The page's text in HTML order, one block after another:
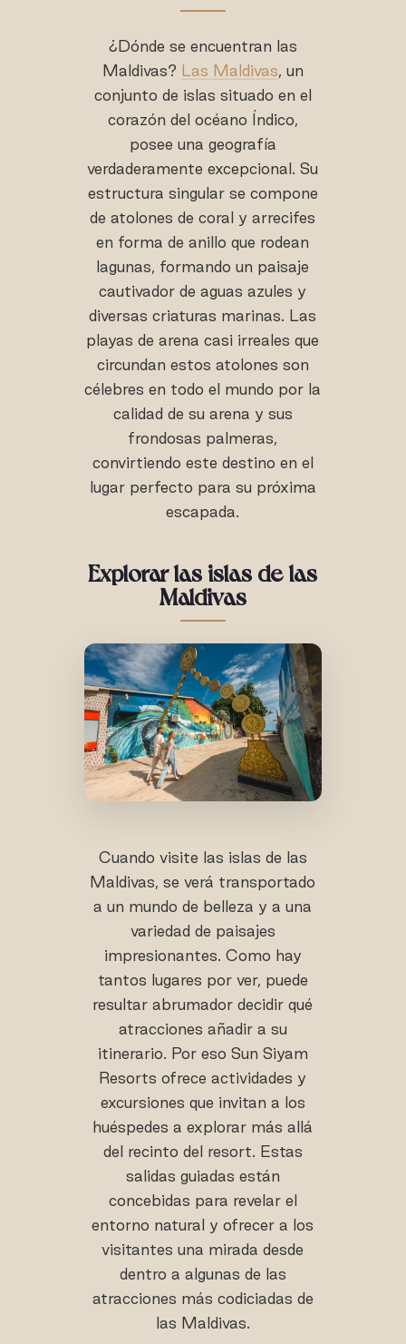
¿Dónde se encuentran las
Maldivas? Las Maldivas, un
conjunto de islas situado en el
corazón del océano Índico,
posee una geografía
verdaderamente excepcional. Su
estructura singular se compone
de atolones de coral y arrecifes
en forma de anillo que rodean
lagunas, formando un paisaje
cautivador de aguas azules y
diversas criaturas marinas. Las
playas de arena casi irreales que
circundan estos atolones son
célebres en todo el mundo por la
calidad de su arena y sus
frondosas palmeras,
convirtiendo este destino en el
lugar perfecto para su próxima
escapada.
Explorar las islas de las
Maldivas
Cuando visite las islas de las
Maldivas, se verá transportado
a un mundo de belleza y a una
variedad de paisajes
impresionantes. Como hay
tantos lugares por ver, puede
resultar abrumador decidir qué
atracciones añadir a su
itinerario. Por eso Sun Siyam
Resorts ofrece actividades y
excursiones que invitan a los
huéspedes a explorar más allá
del recinto del resort. Estas
salidas guiadas están
concebidas para revelar el
entorno natural y ofrecer a los
visitantes una mirada desde
dentro a algunas de las
atracciones más codiciadas de
las Maldivas.